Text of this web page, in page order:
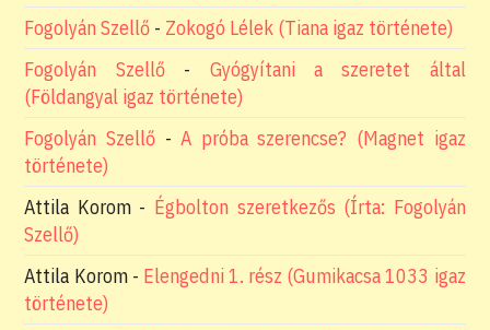
Fogolyán Szellő - Zokogó Lélek (Tiana igaz története)
Fogolyán Szellő- Gyógyítani a szeretet által
(Földangyal igaz története)
Fogolyán Szellő -A próba szerencse? (Magnet igaz
története)
Attila Korom- Égbolton szeretkezős (Írta: Fogolyán
Szellő)
Attila Korom- Elengedni 1. rész (Gumikacsa 1033 igaz
története)